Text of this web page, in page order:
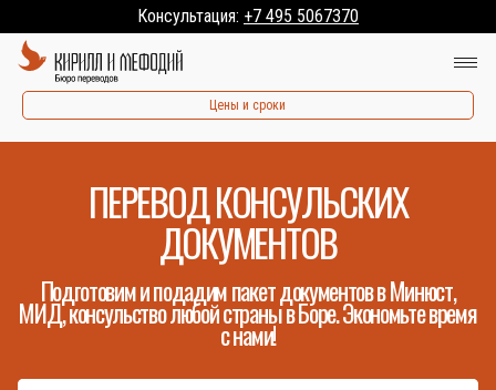
Консультация: +7 495 5067370
Цены и сроки
ПЕРЕВОД КОНСУЛЬСКИХ
ДОКУМЕНТОВ
Подготовим и подадим пакет документов в Минюст,
МИД, консульство любой страны в Боре. Экономьте время
с нами!